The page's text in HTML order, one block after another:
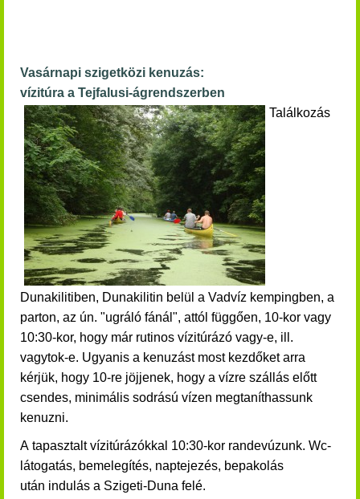
Vasárnapi szigetközi kenuzás:
vízitúra a Tejfalusi-ágrendszerben
Találkozás
Dunakilitiben, Dunakilitin belül a Vadvíz kempingben, a
parton, az ún. "ugráló fánál", attól függően, 10-kor vagy
10:30-kor, hogy már rutinos vízitúrázó vagy-e, ill.
vagytok-e. Ugyanis a kenuzást most kezdőket arra
kérjük, hogy 10-re jöjjenek, hogy a vízre szállás előtt
csendes, minimális sodrású vízen megtaníthassunk
kenuzni.
A tapasztalt vízitúrázókkal 10:30-kor randevúzunk. Wc-
látogatás, bemelegítés, naptejezés, bepakolás
után indulás a Szigeti-Duna felé.